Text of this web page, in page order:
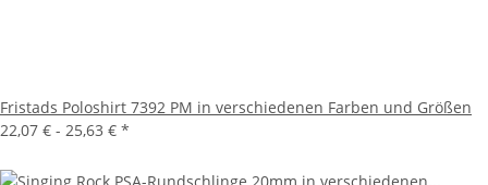
Fristads Poloshirt 7392 PM in verschiedenen Farben und Größen
22,07 € - 25,63 € *